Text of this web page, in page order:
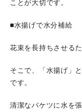
ことが大切です。
■水揚げで水分補給
花束を長持ちさせる
そこで、「水揚げ」
です。
清潔なバケツに水を